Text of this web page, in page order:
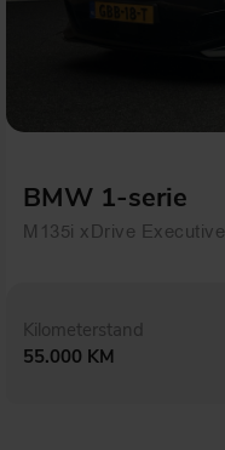
BMW 1-serie
M135i xDrive Executive
Kilometerstand
55.000 KM